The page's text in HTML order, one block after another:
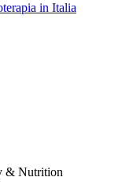
in Italia
& Nutrition